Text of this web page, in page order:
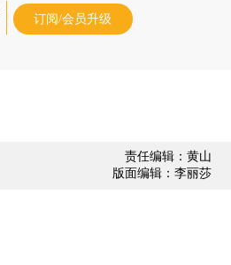
订阅/会员升级
责任编辑：黄山
版面编辑：李丽莎